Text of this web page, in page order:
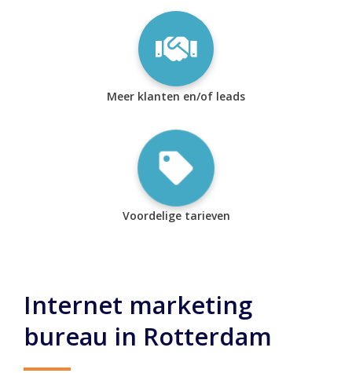
Meer klanten en/of leads
Voordelige tarieven
Internet marketing
bureau in Rotterdam